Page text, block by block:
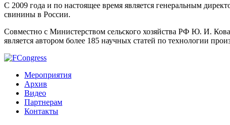
С 2009 года и по настоящее время является генеральным
свинины в России.
Совместно с Министерством сельского хозяйства РФ Ю. И.
является автором более 185 научных статей по технологии
Мероприятия
Архив
Видео
Партнерам
Контакты